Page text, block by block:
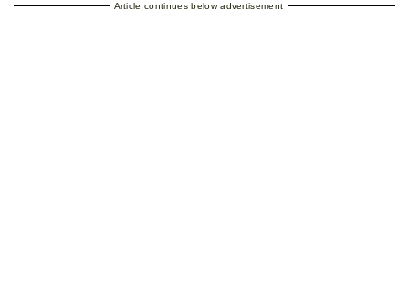
Article continues below advertisement